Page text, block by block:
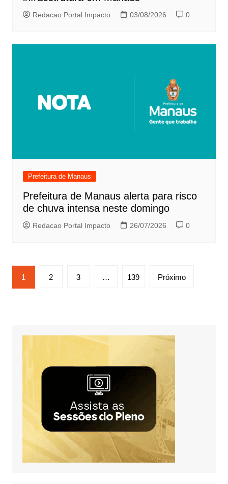
Redacao Portal Impacto 03/08/2026 0
Prefeitura de Manaus
Prefeitura de Manaus alerta para risco
de chuva intensa neste domingo
Redacao Portal Impacto 26/07/2026 0
Paginação
de
1 2 3 … 139 Próximo